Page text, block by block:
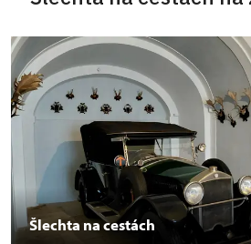
Šlechta na cestách